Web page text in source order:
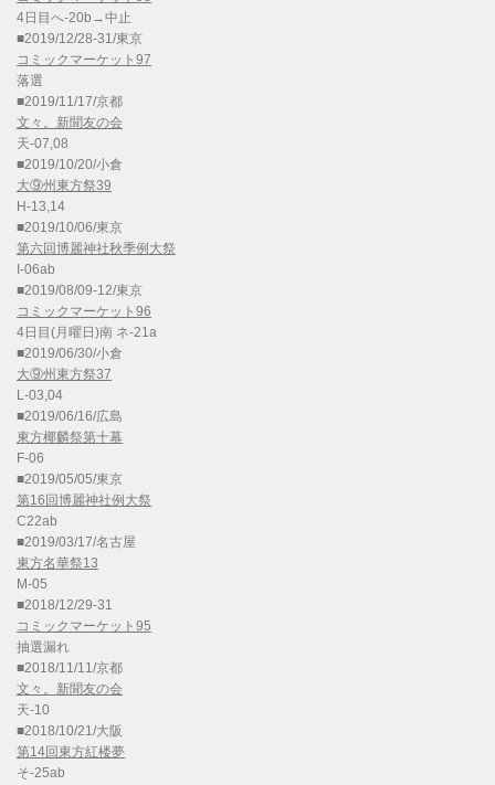
4日目へ-20b→中止
■2019/12/28-31/東京
コミックマーケット97
落選
■2019/11/17/京都
文々。新聞友の会
天-07,08
■2019/10/20/小倉
大⑨州東方祭39
H-13,14
■2019/10/06/東京
第六回博麗神社秋季例大祭
I-06ab
■2019/08/09-12/東京
コミックマーケット96
4日目(月曜日)南 ネ-21a
■2019/06/30/小倉
大⑨州東方祭37
L-03,04
■2019/06/16/広島
東方椰麟祭第十幕
F-06
■2019/05/05/東京
第16回博麗神社例大祭
C22ab
■2019/03/17/名古屋
東方名華祭13
M-05
■2018/12/29-31
コミックマーケット95
抽選漏れ
■2018/11/11/京都
文々。新聞友の会
天-10
■2018/10/21/大阪
第14回東方紅楼夢
そ-25ab